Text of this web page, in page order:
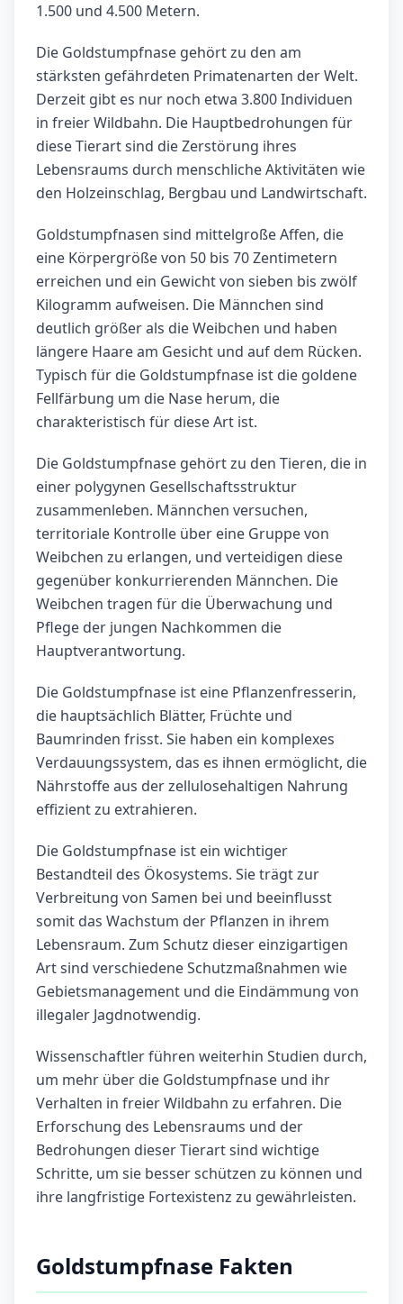
1.500 und 4.500 Metern.
Die Goldstumpfnase gehört zu den am
stärksten gefährdeten Primatenarten der Welt.
Derzeit gibt es nur noch etwa 3.800 Individuen
in freier Wildbahn. Die Hauptbedrohungen für
diese Tierart sind die Zerstörung ihres
Lebensraums durch menschliche Aktivitäten wie
den Holzeinschlag, Bergbau und Landwirtschaft.
Goldstumpfnasen sind mittelgroße Affen, die
eine Körpergröße von 50 bis 70 Zentimetern
erreichen und ein Gewicht von sieben bis zwölf
Kilogramm aufweisen. Die Männchen sind
deutlich größer als die Weibchen und haben
längere Haare am Gesicht und auf dem Rücken.
Typisch für die Goldstumpfnase ist die goldene
Fellfärbung um die Nase herum, die
charakteristisch für diese Art ist.
Die Goldstumpfnase gehört zu den Tieren, die in
einer polygynen Gesellschaftsstruktur
zusammenleben. Männchen versuchen,
territoriale Kontrolle über eine Gruppe von
Weibchen zu erlangen, und verteidigen diese
gegenüber konkurrierenden Männchen. Die
Weibchen tragen für die Überwachung und
Pflege der jungen Nachkommen die
Hauptverantwortung.
Die Goldstumpfnase ist eine Pflanzenfresserin,
die hauptsächlich Blätter, Früchte und
Baumrinden frisst. Sie haben ein komplexes
Verdauungssystem, das es ihnen ermöglicht, die
Nährstoffe aus der zellulosehaltigen Nahrung
effizient zu extrahieren.
Die Goldstumpfnase ist ein wichtiger
Bestandteil des Ökosystems. Sie trägt zur
Verbreitung von Samen bei und beeinflusst
somit das Wachstum der Pflanzen in ihrem
Lebensraum. Zum Schutz dieser einzigartigen
Art sind verschiedene Schutzmaßnahmen wie
Gebietsmanagement und die Eindämmung von
illegaler Jagdnotwendig.
Wissenschaftler führen weiterhin Studien durch,
um mehr über die Goldstumpfnase und ihr
Verhalten in freier Wildbahn zu erfahren. Die
Erforschung des Lebensraums und der
Bedrohungen dieser Tierart sind wichtige
Schritte, um sie besser schützen zu können und
ihre langfristige Fortexistenz zu gewährleisten.
Goldstumpfnase Fakten